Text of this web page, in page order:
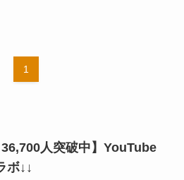
1
36,700人突破中】YouTube
ボ↓↓